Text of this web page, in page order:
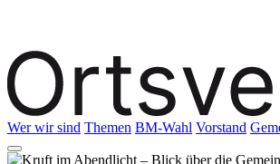
Wer wir sind Themen BM-Wahl Vorstand